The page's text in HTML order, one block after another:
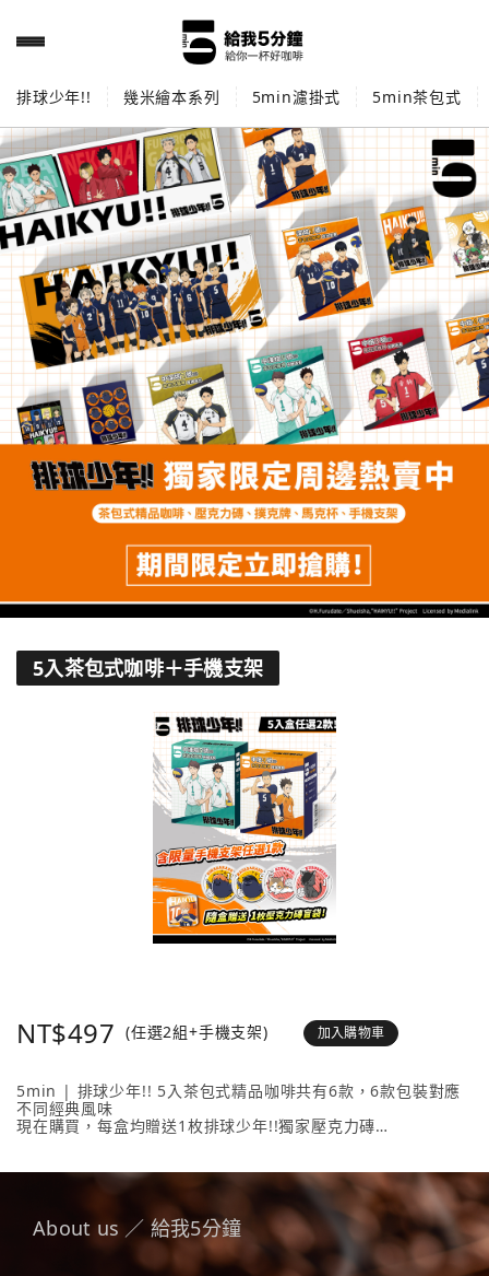
排球少年!! 幾米繪本系列 5min濾掛式 5min茶包式
5入茶包式咖啡＋手機支架
NT$497 (任選2組+手機支架) 加入購物車
5min | 排球少年!! 5入茶包式精品咖啡共有6款，6款包裝對應
不同經典風味
現在購買，每盒均贈送1枚排球少年!!獨家壓克力磚
內容物包含： 5min | 排球少年!! 5入茶包式精品咖啡 （隨盒附
贈1枚壓克力磚）任選2款、《排球少年!!手機支架》任選1款。
About us ／ 給我5分鐘